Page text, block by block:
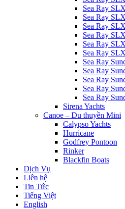
Sea Ray
Sea Ray
Sea Ray
Sea Ray
Sea Ray
Sea Ray
Sea Ray
Sea Ray
Sea Ray
Sea Ray
Sea Ray
Sirena Yachts
Canoe – Du thuyền Mini
Calypso Yachts
Hurricane
Godfrey Pontoon
Rinker
Blackfin Boats
Dịch Vụ
Liên hệ
Tin Tức
Tiếng Việt
English